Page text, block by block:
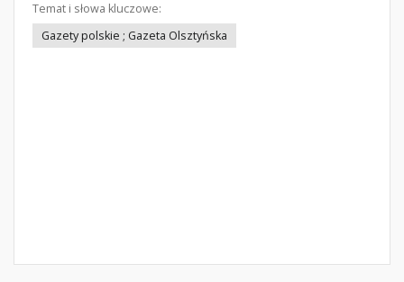
Temat i słowa kluczowe:
Gazety polskie ; Gazeta Olsztyńska